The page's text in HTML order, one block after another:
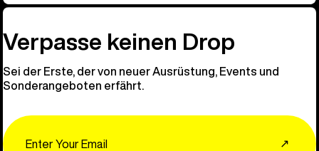
Verpasse keinen Drop
Sei der Erste, der von neuer Ausrüstung, Events und
Sonderangeboten erfährt.
↗